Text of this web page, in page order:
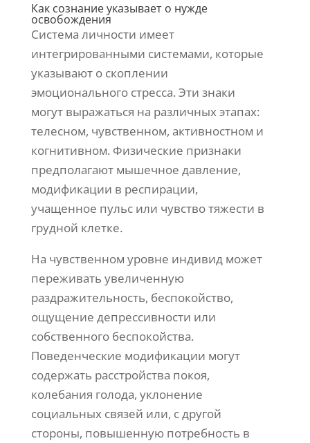
Как сознание указывает о нужде
освобождения
Система личности имеет
интегрированными системами, которые
указывают о скоплении
эмоционального стресса. Эти знаки
могут выражаться на различных этапах:
телесном, чувственном, активностном и
когнитивном. Физические признаки
предполагают мышечное давление,
модификации в респирации,
учащенное пульс или чувство тяжести в
грудной клетке.
На чувственном уровне индивид может
переживать увеличенную
раздражительность, беспокойство,
ощущение депрессивности или
собственного беспокойства.
Поведенческие модификации могут
содержать расстройства покоя,
колебания голода, уклонение
социальных связей или, с другой
стороны, повышенную потребность в